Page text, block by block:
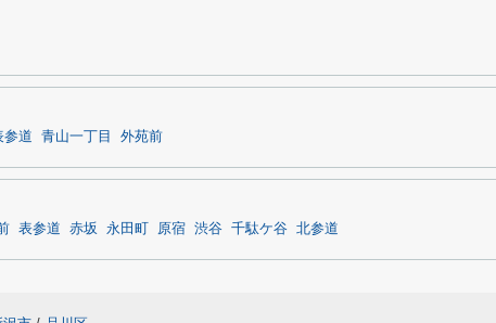
参道 青山一丁目 外苑前
表参道 赤坂 永田町 原宿 渋谷 千駄ケ谷 北参道